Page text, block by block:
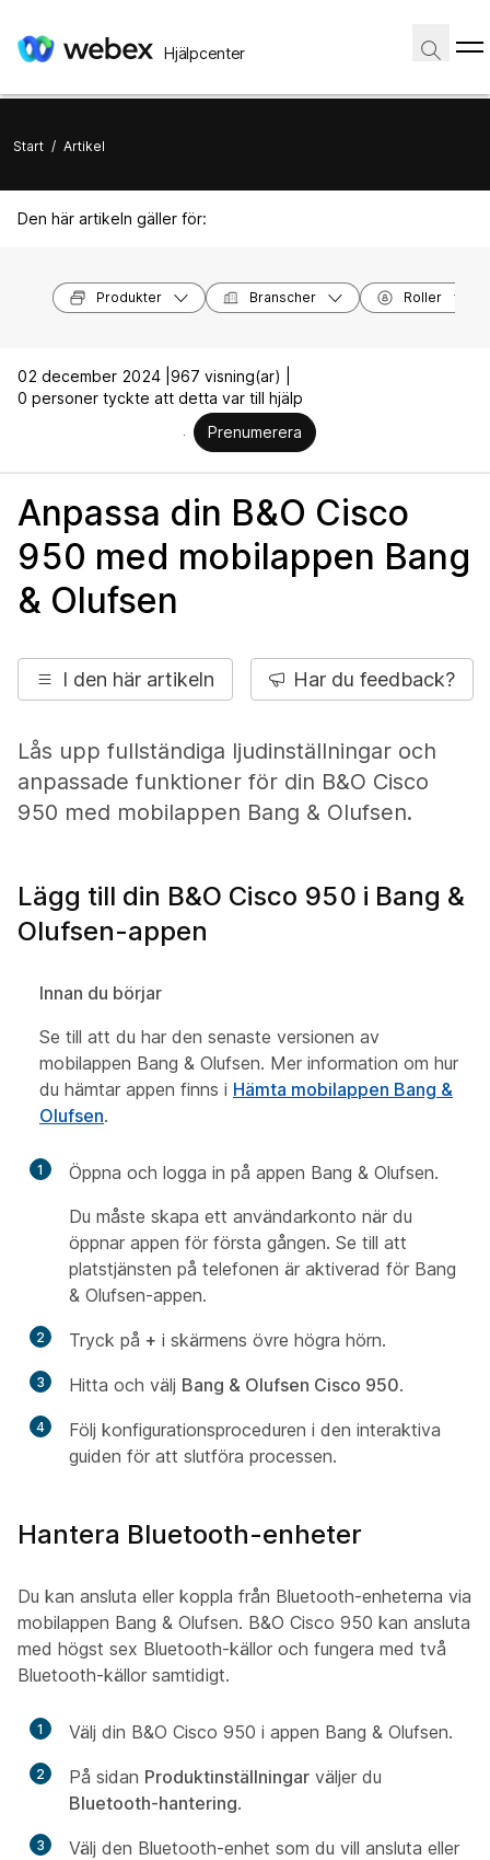
Hjälpcenter
Start / Artikel
Den här artikeln gäller för:
Produkter Branscher Roller
02 december 2024 | 967 visning(ar) |
0 personer tyckte att detta var till hjälp
Prenumerera
Anpassa din B&O Cisco
950 med mobilappen Bang
& Olufsen
I den här artikeln Har du feedback?
Lås upp fullständiga ljudinställningar och
anpassade funktioner för din B&O Cisco
950 med mobilappen Bang & Olufsen.
Lägg till din B&O Cisco 950 i Bang &
Olufsen-appen
Innan du börjar
Se till att du har den senaste versionen av
mobilappen Bang & Olufsen. Mer information om hur
du hämtar appen finns i Hämta mobilappen Bang &
Olufsen.
1
Öppna och logga in på appen Bang & Olufsen.
Du måste skapa ett användarkonto när du
öppnar appen för första gången. Se till att
platstjänsten på telefonen är aktiverad för Bang
& Olufsen-appen.
2 Tryck på + i skärmens övre högra hörn.
3 Hitta och välj Bang & Olufsen Cisco 950.
4
Följ konfigurationsproceduren i den interaktiva
guiden för att slutföra processen.
Hantera Bluetooth-enheter
Du kan ansluta eller koppla från Bluetooth-enheterna via
mobilappen Bang & Olufsen. B&O Cisco 950 kan ansluta
med högst sex Bluetooth-källor och fungera med två
Bluetooth-källor samtidigt.
1 Välj din B&O Cisco 950 i appen Bang & Olufsen.
2 På sidan Produktinställningar väljer du
Bluetooth-hantering.
3
Välj den Bluetooth-enhet som du vill ansluta eller